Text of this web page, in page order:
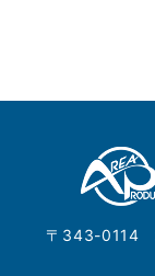
〒343-0114